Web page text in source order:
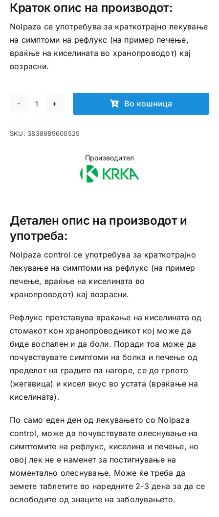
Краток опис на производот:
Nolpaza се употребува за краткотрајно лекување
на симптоми на рефлукс (на пример печење,
враќње на киселината во хранопроводот) кај
возрасни.
NOLPAZA
таблети
Во кошница
SKU: 3838989600525
Производител
Детален опис на производот и
употреба:
Nolpaza control се употребува за краткотрајно
лекување на симптоми на рефлукс (на пример
печење, враќње на киселината во
хранопроводот) кај возрасни.
Рефлукс претставува враќање на киселината од
стомакот кон хранопроводникот кој може да
биде воспален и да боли. Поради тоа може да
почувствувате симптоми на болка и печење од
пределот на градите па нагоре, се до грлото
(жегавица) и кисел вкус во устата (враќање на
киселината).
По само еден ден од лекувањето со Nolpaza
control, може да почувствувате олеснување на
симптомите на рефлукс, киселина и печење, но
овој лек не е наменет за постигнување на
моментално олеснување. Може ќе треба да
земете таблетите во наредните 2-3 дена за да се
ослободите од знаците на заболувањето.